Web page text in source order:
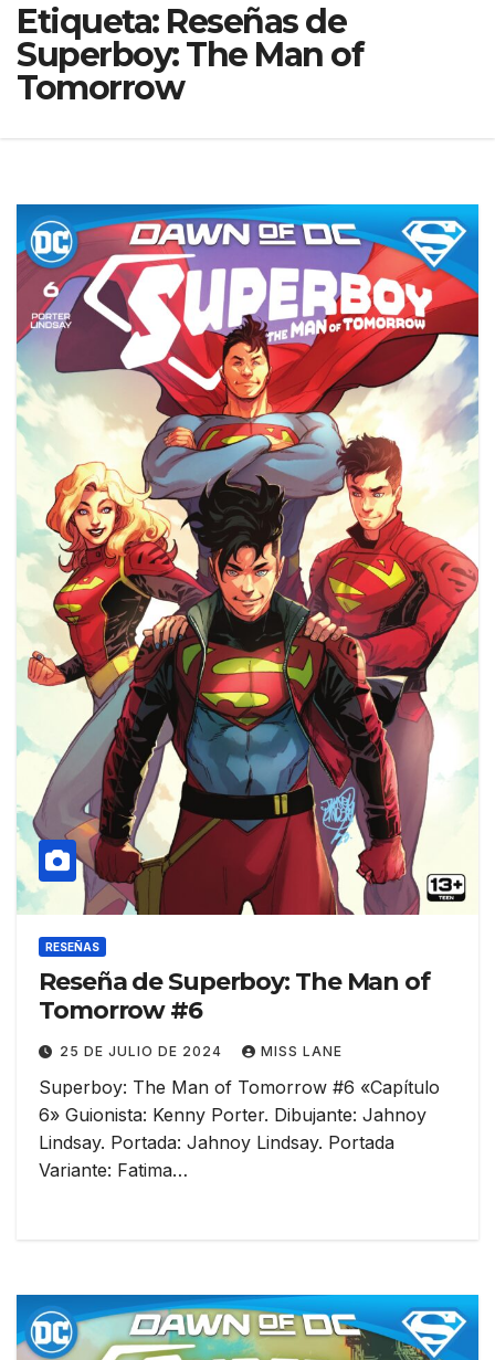
Etiqueta: Reseñas de
Superboy: The Man of
Tomorrow
RESEÑAS
Reseña de Superboy: The Man of
Tomorrow #6
25 DE JULIO DE 2024 MISS LANE
Superboy: The Man of Tomorrow #6 «Capítulo
6» Guionista: Kenny Porter. Dibujante: Jahnoy
Lindsay. Portada: Jahnoy Lindsay. Portada
Variante: Fatima…